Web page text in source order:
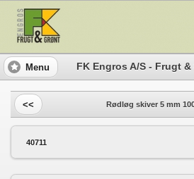
Menu FK Engros A/S - Frugt
<< Rødløg skiver 5 mm
40711